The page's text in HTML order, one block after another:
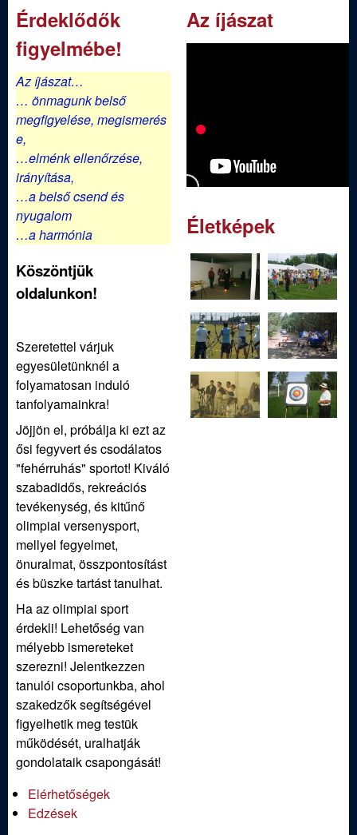
Érdeklődők
figyelmébe!
Az íjászat…
… önmagunk belső
megfigyelése, megismerés
e,
…elménk ellenőrzése,
irányítása,
…a belső csend és
nyugalom
…a harmónia
Köszöntjük
oldalunkon!
Szeretettel várjuk
egyesületünknél a
folyamatosan induló
tanfolyamainkra!
Jöjjön el, próbálja ki ezt az
ősi fegyvert és csodálatos
"fehérruhás" sportot! Kiváló
szabadidős, rekreációs
tevékenység, és kitűnő
olimpiai versenysport,
mellyel fegyelmet,
önuralmat, összpontosítást
és büszke tartást tanulhat.
Ha az olimpiai sport
érdekli! Lehetőség van
mélyebb ismereteket
szerezni! Jelentkezzen
tanulói csoportunkba, ahol
szakedzők segítségével
figyelhetik meg testük
működését, uralhatják
gondolataik csapongását!
Elérhetőségek
Edzések
Az íjászat
Életképek